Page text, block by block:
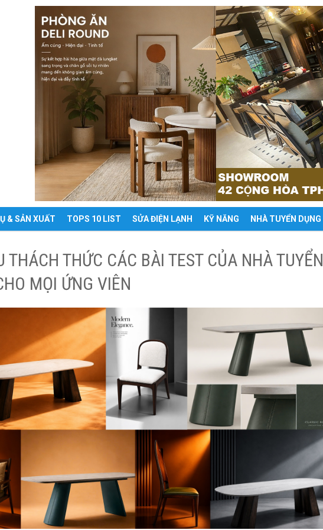
& SẢN XUẤT TOPS 10 LIST SỬA ĐIỆN LẠNH KỸ NĂNG NHÀ TUYỂN DỤNG
THÁCH THỨC CÁC BÀI TEST CỦA NHÀ TUYỂN
MỌI ỨNG VIÊN